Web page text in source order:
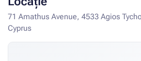
71 Amathus Avenue, 4533 Agios
Cyprus